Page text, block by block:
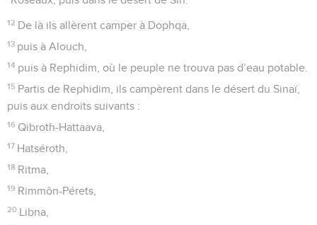
12 De là ils allèrent camper à Dophqa,
13 puis à Alouch,
14 puis à Rephidim, où le peuple ne trouva pas d’eau potable.
15 Partis de Rephidim, ils campèrent dans le désert du Sinaï,
puis aux endroits suivants :
16 Qibroth-Hattaava,
17 Hatséroth,
18 Ritma,
19 Rimmôn-Pérets,
20 Libna,